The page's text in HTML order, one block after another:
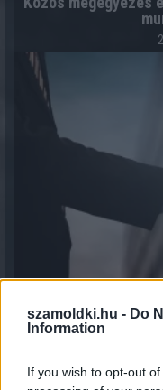
szamoldki.hu - Do
Information
If you wish to opt-out
7 módszer, ahogy a
villamos